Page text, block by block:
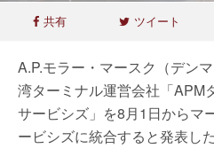
共有 ツイート
A.P.モラー・マースク（デン
湾ターミナル運営会社「APM
サービシズ」を8月1日からマ
ービシズに統合すると発表した